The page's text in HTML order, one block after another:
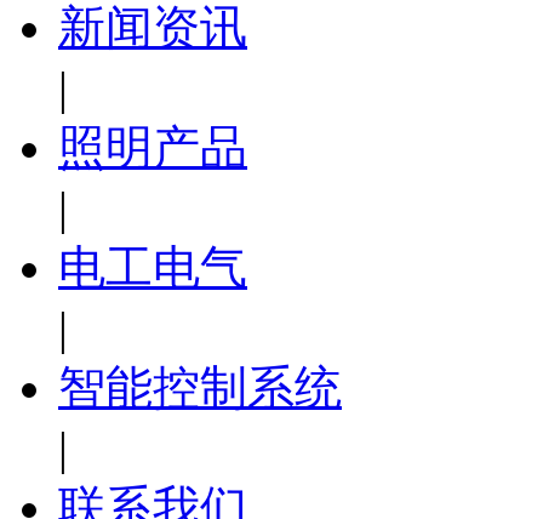
新闻资讯
|
照明产品
|
电工电气
|
智能控制系统
|
联系我们